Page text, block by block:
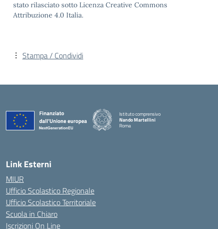
stato rilasciato sotto Licenza Creative Commons
Attribuzione 4.0 Italia.
Stampa / Condividi
Istituto comprensivo
Nando Martellini
Roma
Link Esterni
MIUR
Ufficio Scolastico Regionale
Ufficio Scolastico Territoriale
Scuola in Chiaro
Iscrizioni On Line